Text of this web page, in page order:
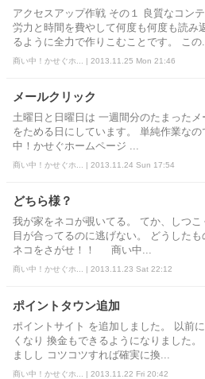
アクセスアップ作戦 その１ 良質なコン
労力と時間を費やして何度も何度も読み
るように全力で作りこむことです。 この...
商い中！かせぐホ... | 2013.11.25 Mon 21:46
メールクリック
土曜日と日曜日は 一週間分のたまった
をためる日にしています。 単純作業な
中！かせぐホームページ ...
商い中！かせぐホ... | 2013.11.24 Sun 17:54
どちら様？
我が家をネコが覗いてる。 てか、しつこ
目が合ってるのに逃げない。 どうした
ネコをさがせ！！ 商い中...
商い中！かせぐホ... | 2013.11.23 Sat 22:12
ポイントタウン追加
ポイントサイト を追加しました。 以前
くなり 換金もできるようになりました
ましし コツコツすれば確実に換...
商い中！かせぐホ... | 2013.11.22 Fri 20:42